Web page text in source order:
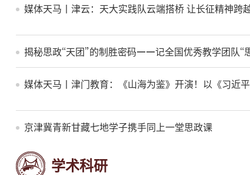
媒体天马丨津云：天大实践队云端搭桥 让长征精神跨
揭秘思政“天团”的制胜密码——记全国优秀教学团队“
媒体天马丨津门教育：《山海为鉴》开演！以《习近
京津冀青新甘藏七地学子携手同上一堂思政课
学术科研